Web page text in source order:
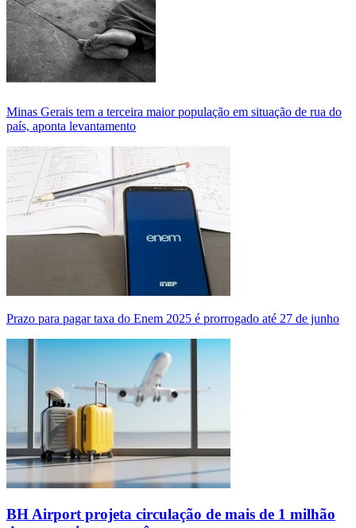
Minas Gerais tem a terceira maior população em situação de rua do
país, aponta levantamento
Prazo para pagar taxa do Enem 2025 é prorrogado até 27 de junho
BH Airport projeta circulação de mais de 1 milhão